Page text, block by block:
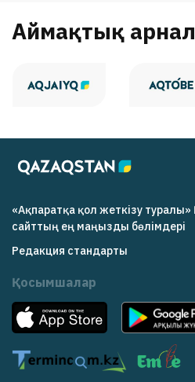
Аймақтық
«Ақпаратқа қол жеткізу
cайттың ең маңызды бөлімдері
Редакция cтандарты
Қосымшалар